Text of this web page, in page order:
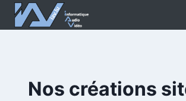
Aller
Nos créations